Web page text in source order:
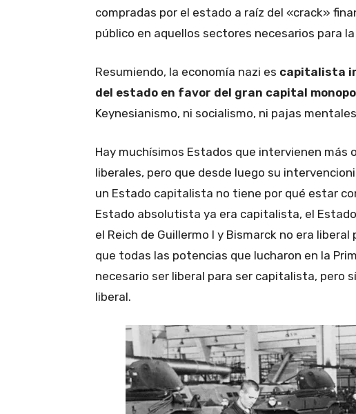
compradas por el estado a raíz del «crack»
público en aquellos sectores necesarios para
Resumiendo, la economía nazi es capitalista
del estado en favor del gran capital
Keynesianismo, ni socialismo, ni pajas
Hay muchísimos Estados que intervienen más
liberales, pero que desde luego su
un Estado capitalista no tiene por qué estar
Estado absolutista ya era capitalista, el
el Reich de Guillermo I y Bismarck no era
que todas las potencias que lucharon en la
necesario ser liberal para ser capitalista, pero
liberal.